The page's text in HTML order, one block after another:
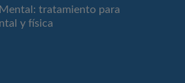
tratamiento para
y física